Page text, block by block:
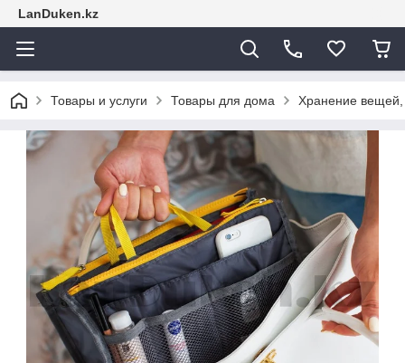
LanDuken.kz
Товары и услуги Товары для дома Хранение вещей,